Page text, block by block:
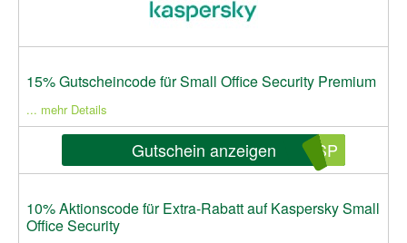
15% Gutscheincode für Small Office Security Premium
... mehr Details
Gutschein anzeigen OSP
10% Aktionscode für Extra-Rabatt auf Kaspersky Small
Office Security